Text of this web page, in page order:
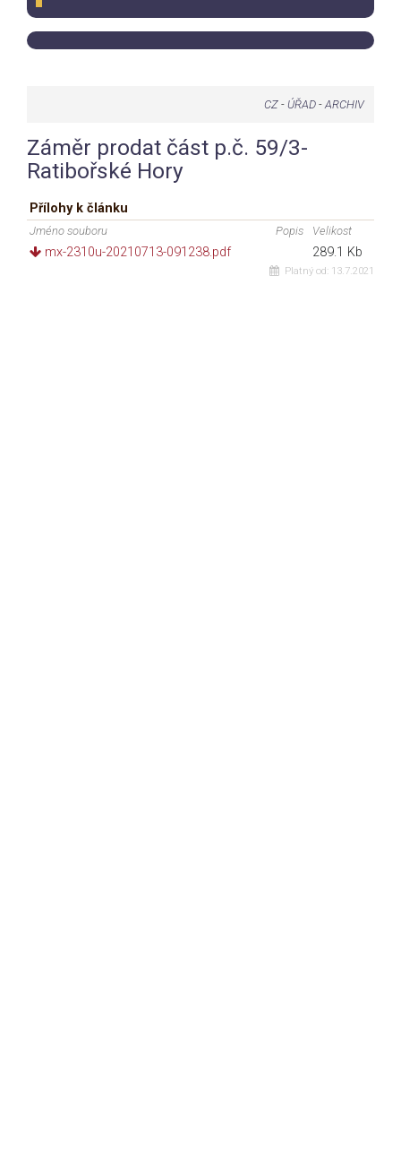
CZ- ÚŘAD-ARCHIV
Záměr prodat část p.č. 59/3-
Ratibořské Hory
Přílohy k článku
Jméno souboru Popis Velikost
mx-2310u-20210713-091238.pdf 289.1 Kb
Platný od: 13.7.2021